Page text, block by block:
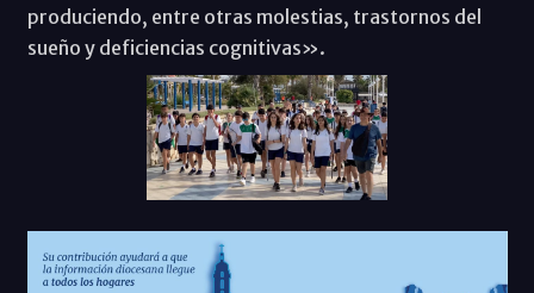
produciendo, entre otras molestias, trastornos del
sueño y deficiencias cognitivas».